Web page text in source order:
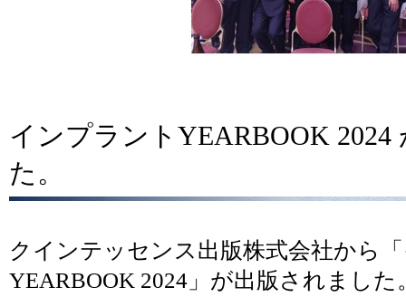
インプラントYEARBOOK 2024
た。
クインテッセンス出版株式会社から
YEARBOOK 2024」が出版されました